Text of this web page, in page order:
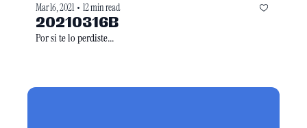
Mar 16, 2021 • 12 min read
20210316B
Por si te lo perdiste...